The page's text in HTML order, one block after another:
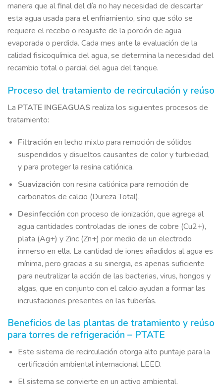
manera que al final del día no hay necesidad de descartar
esta agua usada para el enfriamiento, sino que sólo se
requiere el recebo o reajuste de la porción de agua
evaporada o perdida. Cada mes ante la evaluación de la
calidad fisicoquímica del agua, se determina la necesidad del
recambio total o parcial del agua del tanque.
Proceso del tratamiento de recirculación y reúso
La PTATE INGEAGUASrealiza los siguientes procesos de
tratamiento:
Filtración en lecho mixto para remoción de sólidos
suspendidos y disueltos causantes de color y turbiedad,
y para proteger la resina catiónica.
Suavización con resina catiónica para remoción de
carbonatos de calcio (Dureza Total).
Desinfección con proceso de ionización, que agrega al
agua cantidades controladas de iones de cobre (Cu2+),
plata (Ag+) y Zinc (Zn+) por medio de un electrodo
inmerso en ella. La cantidad de iones añadidos al agua es
mínima, pero gracias a su sinergia, es apenas suficiente
para neutralizar la acción de las bacterias, virus, hongos y
algas, que en conjunto con el calcio ayudan a formar las
incrustaciones presentes en las tuberías.
Beneficios de las plantas de tratamiento y reúso
para torres de refrigeración – PTATE
Este sistema de recirculación otorga alto puntaje para la
certificación ambiental internacional LEED.
El sistema se convierte en un activo ambiental.